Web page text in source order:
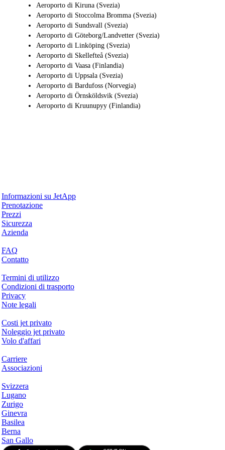
Aeroporto di Kiruna (Svezia)
Aeroporto di Stoccolma Bromma (Svezia)
Aeroporto di Sundsvall (Svezia)
Aeroporto di Göteborg/Landvetter (Svezia)
Aeroporto di Linköping (Svezia)
Aeroporto di Skellefteå (Svezia)
Aeroporto di Vaasa (Finlandia)
Aeroporto di Uppsala (Svezia)
Aeroporto di Bardufoss (Norvegia)
Aeroporto di Örnsköldsvik (Svezia)
Aeroporto di Kruunupyy (Finlandia)
Informazioni su JetApp
Prenotazione
Prezzi
Sicurezza
Azienda
FAQ
Contatto
Termini di utilizzo
Condizioni di trasporto
Privacy
Note legali
Costi jet privato
Noleggio jet privato
Volo d'affari
Carriere
Associazioni
Svizzera
Lugano
Zurigo
Ginevra
Basilea
Berna
San Gallo